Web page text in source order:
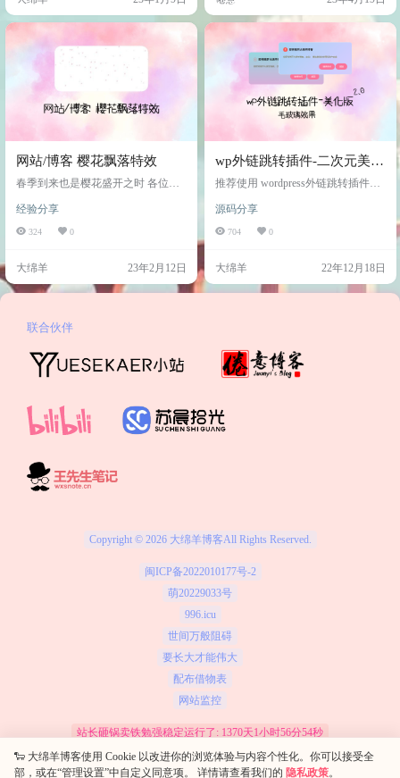
了，最后花了¥92.07。买了之后才发
现，Epic和Steam的游戏文件居然不
能同步，人都麻了，虽然其实文件
本质上是一样的，只是文件名不一
样。接下来，我来跟大家分享一下
我的操作过程，…
cyou/…
网站/博客 樱花飘落特效
春季到来也是樱花盛开之时 各位站
风飘落特效） 使用方法 1.下载我提
供的 yinghua.js 文件 按需求修改代码
4.代码部署 <body> 内 <script src="你
的文件"></script> wordpress用户…
经验分享
324 0
大绵羊 23年2月12日
wp外链跳转插件-二次元美化
版
推荐使用 wordpress外链跳转插件是
它可以在文章的外链上增加一层过
滤，可以有效地阻止跟踪，同时也
上。并在链接列表中增加相应的关
键词，从而 提示用户 跳转到其他网
站上。 它免费 免费 免费 插件原版
源码分享
704 0
大绵羊 22年12月18日
联合伙伴
Copyright © 2026大绵羊博客All Rights Reserved.
闽ICP备2022010177号-2
萌20229033号
996.icu
世间万般阻碍
要长大才能伟大
配布借物表
网站监控
站长砸锅卖铁勉强稳定运行了: 1370天1小时56分54秒
保留资源解释权，如有侵权，请联系我及时处理
查询 12 次，耗时 0.4434 秒
🐑 大绵羊博客使用 Cookie 以改进你的浏览体验与内容个性化。你可以接受全
部，或在“管理设置”中自定义同意项。 详情请查看我们的 隐私政策。